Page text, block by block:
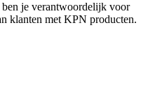
je verantwoordelijk voor
klanten met KPN producten.